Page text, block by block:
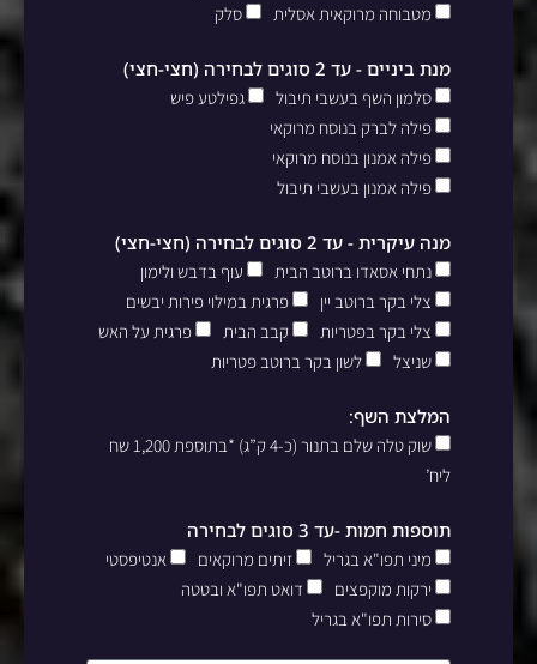
מטבוחה מרוקאית אסלית
סלק
מנת ביניים - עד 2 סוגים לבחירה (חצי-חצי)
סלמון השף בעשבי תיבול
גפילטע פיש
פילה לברק בנוסח מרוקאי
פילה אמנון בנוסח מרוקאי
פילה אמנון בעשבי תיבול
מנה עיקרית - עד 2 סוגים לבחירה (חצי-חצי)
נתחי אסאדו ברוטב הבית
עוף בדבש ולימון
צלי בקר ברוטב יין
פרגית במילוי פירות יבשים
צלי בקר בפטריות
קבב הבית
פרגית על האש
שניצל
לשון בקר ברוטב פטריות
המלצת השף:
שוק טלה שלם בתנור (כ-4 ק”ג) *בתוספת 1,200 שח
ליח’
תוספות חמות -עד 3 סוגים לבחירה
מיני תפו"א בגריל זיתים מרוקאים
אנטיפסטי
ירקות מוקפצים
דואט תפו"א ובטטה
סירות תפו"א בגריל